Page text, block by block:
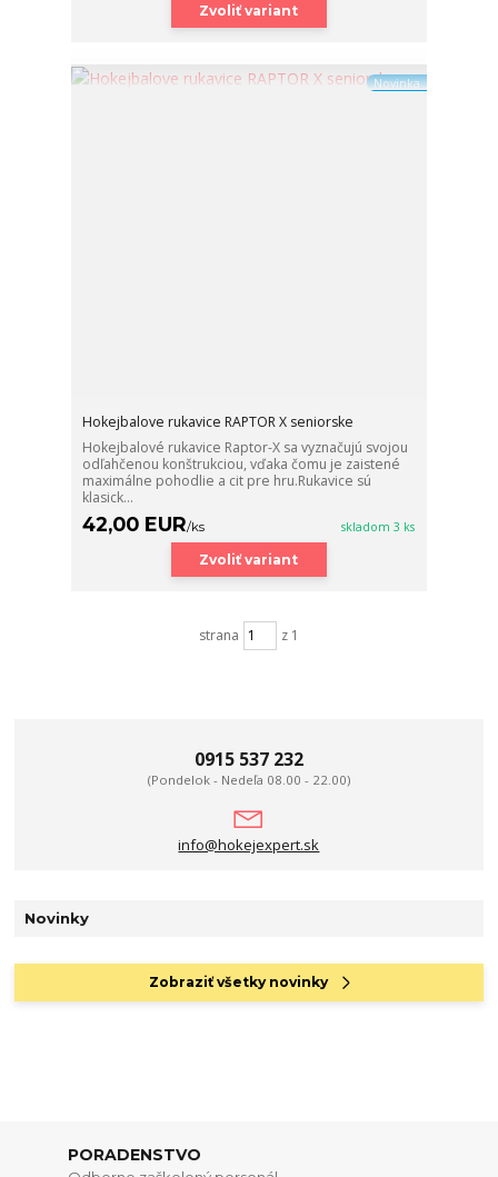
Zvoliť variant
Novinka
Hokejbalove rukavice RAPTOR X seniorske
Hokejbalové rukavice Raptor-X sa vyznačujú svojou
odľahčenou konštrukciou, vďaka čomu je zaistené
maximálne pohodlie a cit pre hru.Rukavice sú
klasick...
42,00 EUR/ks skladom 3 ks
Zvoliť variant
strana z 1
0915 537 232
(Pondelok - Nedeľa 08.00 - 22.00)
info@hokejexpert.sk
Novinky
Zobraziť všetky novinky
PORADENSTVO